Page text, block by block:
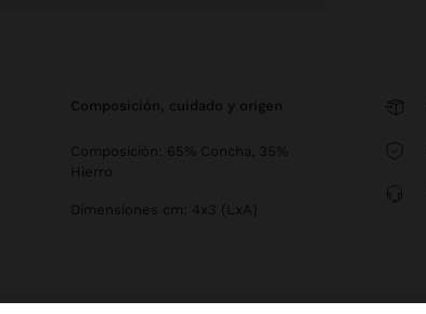
composición, cuidado y origen
Composición: 65% Concha, 35%
Hierro
Dimensiones cm: 4x3 (LxA)